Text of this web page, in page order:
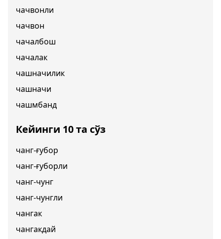
чачвонли
чачвон
чачалбош
чачалак
чашначилик
чашначи
чашмбанд
Кейинги 10 та сўз
чанг-ғубор
чанг-ғуборли
чанг-чунг
чанг-чунгли
чангак
чангакдай